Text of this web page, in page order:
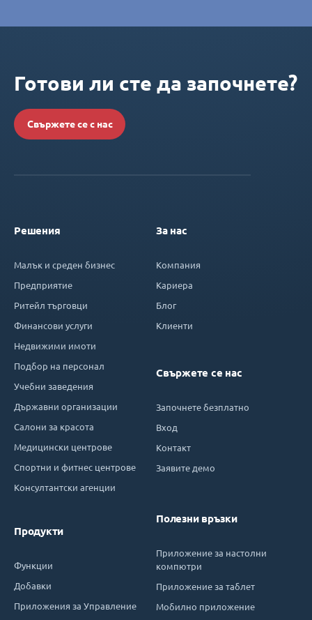
Готови ли сте да започнете?
Свържете се с нас
Решения
Малък и среден бизнес
Предприятие
Ритейл търговци
Финансови услуги
Недвижими имоти
Подбор на персонал
Учебни заведения
Държавни организации
Салони за красота
Медицински центрове
Спортни и фитнес центрове
Консултантски агенции
Продукти
Функции
Добавки
Приложения за Управление
За нас
Компания
Кариера
Блог
Клиенти
Свържете се нас
Започнете безплатно
Вход
Контакт
Заявите демо
Полезни връзки
Приложение за настолни
компютри
Приложение за таблет
Мобилно приложение